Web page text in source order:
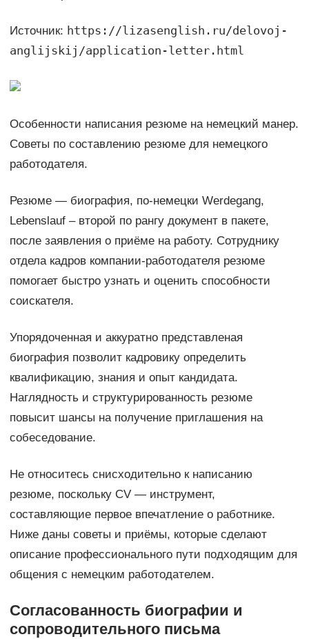
Источник: https://lizasenglish.ru/delovoj-
anglijskij/application-letter.html
Особенности написания резюме на немецкий манер.
Советы по составлению резюме для немецкого
работодателя.
Резюме — биография, по-немецки Werdegang,
Lebenslauf – второй по рангу документ в пакете,
после заявления о приёме на работу. Сотруднику
отдела кадров компании-работодателя резюме
помогает быстро узнать и оценить способности
соискателя.
Упорядоченная и аккуратно представленая
биография позволит кадровику определить
квалификацию, знания и опыт кандидата.
Наглядность и структурированность резюме
повысит шансы на получение приглашения на
собеседование.
Не относитесь снисходительно к написанию
резюме, поскольку CV — инструмент,
составляющие первое впечатление о работнике.
Ниже даны советы и приёмы, которые сделают
описание профессионального пути подходящим для
общения с немецким работодателем.
Согласованность биографии и
сопроводительного письма